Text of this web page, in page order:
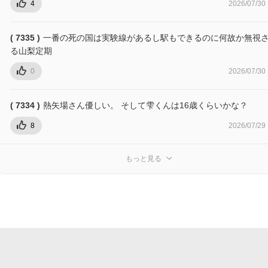
4 2026/07/30
( 7335 ) 一番の死の国は実験線があるし駅もできるのに何故か無視
る山梨定期
0 2026/07/30
( 7334 ) 熱矢場さん優しい。 そして雫くんは16歳くらいかな？
8 2026/07/29
もっと見る